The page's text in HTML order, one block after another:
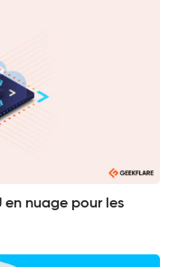
en nuage pour les